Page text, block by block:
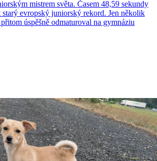
mistrem světa. Časem 48,59 sekundy
evropský juniorský rekord. Jen několik
úspěšně odmaturoval na gymnáziu